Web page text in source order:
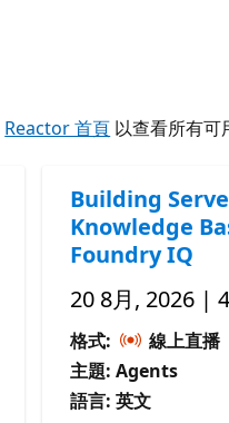
Reactor 首頁 以查看所有可
Building
Knowledge
Foundry IQ
20 8月, 2026 |
格式:
線上直播
主題: Agents
語言: 英文